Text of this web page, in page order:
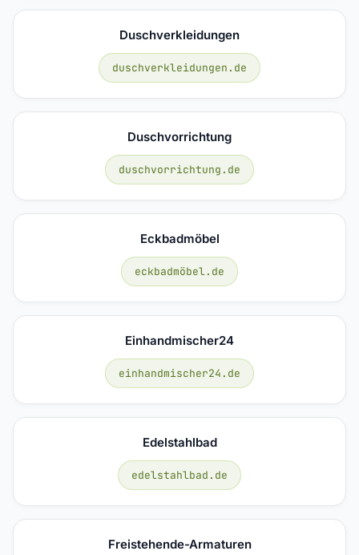
Duschverkleidungen
duschverkleidungen.de
Duschvorrichtung
duschvorrichtung.de
Eckbadmöbel
eckbadmöbel.de
Einhandmischer24
einhandmischer24.de
Edelstahlbad
edelstahlbad.de
Freistehende-Armaturen